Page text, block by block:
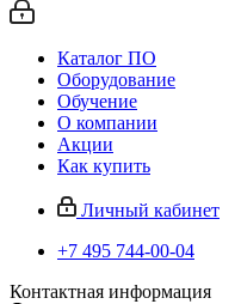
Каталог ПО
Оборудование
Обучение
О компании
Акции
Как купить
Личный кабинет
+7 495 744-00-04
Контактная информация